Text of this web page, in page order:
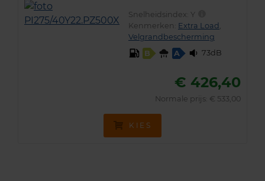
Snelheidsindex: Y
Kenmerken: Extra Load ,
Velgrandbescherming
B
A 73dB
€ 426,40
Normale prijs: € 533,00
KIES